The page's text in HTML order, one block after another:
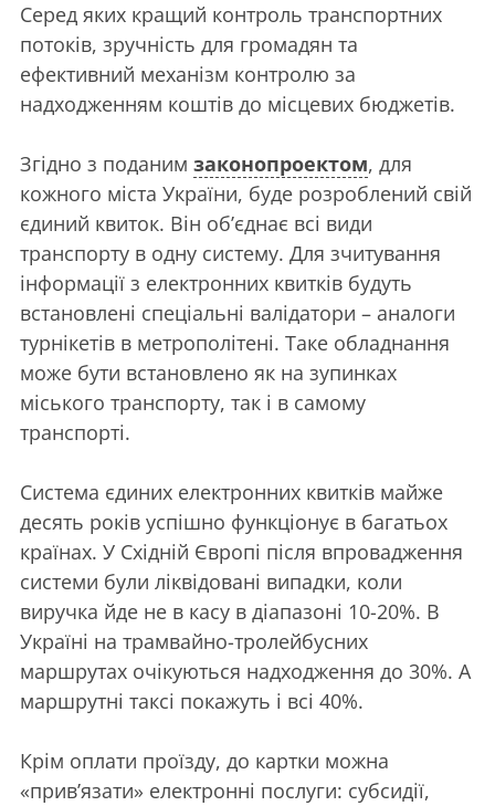
Серед яких кращий контроль транспортних
потоків, зручність для громадян та
ефективний механізм контролю за
надходженням коштів до місцевих бюджетів.
Згідно з поданим законопроектом, для
кожного міста України, буде розроблений свій
єдиний квиток. Він об’єднає всі види
транспорту в одну систему. Для зчитування
інформації з електронних квитків будуть
встановлені спеціальні валідатори – аналоги
турнікетів в метрополітені. Таке обладнання
може бути встановлено як на зупинках
міського транспорту, так і в самому
транспорті.
Система єдиних електронних квитків майже
десять років успішно функціонує в багатьох
країнах. У Східній Європі після впровадження
системи були ліквідовані випадки, коли
виручка йде не в касу в діапазоні 10-20%. В
Україні на трамвайно-тролейбусних
маршрутах очікуються надходження до 30%. А
маршрутні таксі покажуть і всі 40%.
Крім оплати проїзду, до картки можна
«прив’язати» електронні послуги: субсидії,